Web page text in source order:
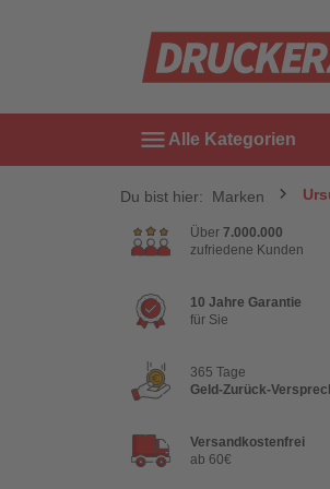
menu Alle Kategorien
Du bist hier: Marken
Über 7.000.000
zufriedene Kunden
10 Jahre Garantie
für Sie
365 Tage
Geld-Zurück-
Versandkostenfrei
ab 60€